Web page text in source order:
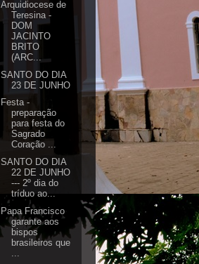
Arquidiocese de
Teresina -
DOM
JACINTO
BRITO
(ARC...
SANTO DO DIA
23 DE JUNHO
Festa -
preparação
para festa do
Sagrado
Coração ...
SANTO DO DIA
22 DE JUNHO
--- 2º dia do
tríduo ao...
Papa Francisco
garante aos
bispos
brasileiros que